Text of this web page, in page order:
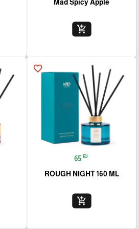
Mad Spicy Apple
add_shopping_cart
favorite_border
65 ₪
ROUGH NIGHT 160 ML
add_shopping_cart